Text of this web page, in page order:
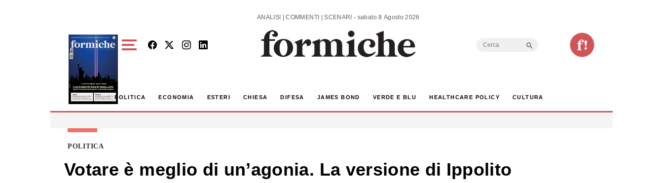
ANALISI | COMMENTI | SCENARI - sabato 8 Agosto 2026
Search
POLITICA ECONOMIA ESTERI CHIESA DIFESA JAMES BOND VERDE E BLU HEALTHCARE POLICY CULTURA
POLITICA
Votare è meglio di un’agonia. La versione di Ippolito